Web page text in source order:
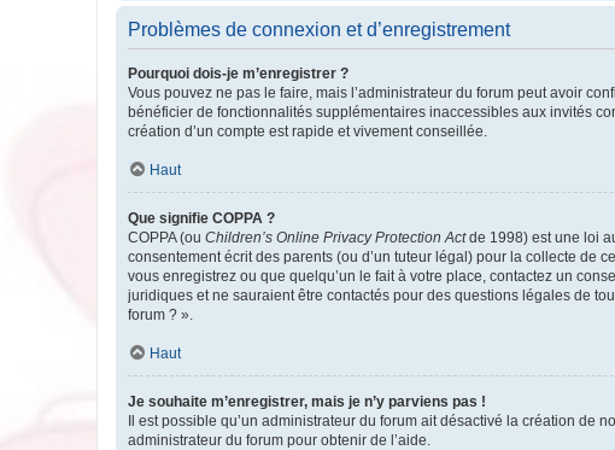
Problèmes de connexion et d’enregistrement
Pourquoi dois-je m’enregistrer ?
Vous pouvez ne pas le faire, mais l’administrateur du forum peut avoir
bénéficier de fonctionnalités supplémentaires inaccessibles aux invités
création d’un compte est rapide et vivement conseillée.
Haut
Que signifie COPPA ?
COPPA (ou Children’s Online Privacy Protection Actde 1998) est une loi
consentement écrit des parents (ou d’un tuteur légal) pour la collecte de
vous enregistrez ou que quelqu’un le fait à votre place, contactez un
juridiques et ne sauraient être contactés pour des questions légales de
forum ? ».
Haut
Je souhaite m’enregistrer, mais je n’y parviens pas !
Il est possible qu’un administrateur du forum ait désactivé la création de
administrateur du forum pour obtenir de l’aide.